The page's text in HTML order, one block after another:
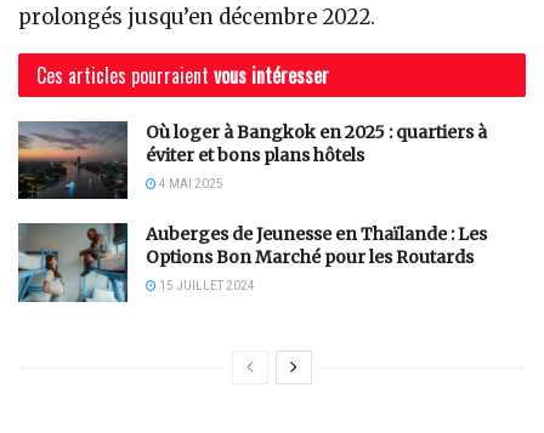
prolongés jusqu’en décembre 2022.
Ces articles pourraient vous intéresser
Où loger à Bangkok en 2025 : quartiers à
éviter et bons plans hôtels
4 MAI 2025
Auberges de Jeunesse en Thaïlande : Les
Options Bon Marché pour les Routards
15 JUILLET 2024